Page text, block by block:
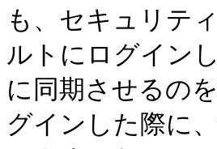
も、セキュリテ
ルトにログイン
に同期させるの
グインした際